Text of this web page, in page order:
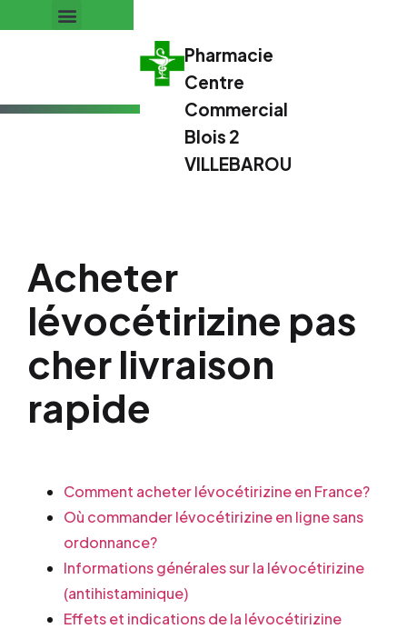
Pharmacie
Centre
Commercial
Blois 2
VILLEBAROU
Acheter
lévocétirizine pas
cher livraison
rapide
Comment acheter lévocétirizine en France?
Où commander lévocétirizine en ligne sans
ordonnance?
Informations générales sur la lévocétirizine
(antihistaminique)
Effets et indications de la lévocétirizine